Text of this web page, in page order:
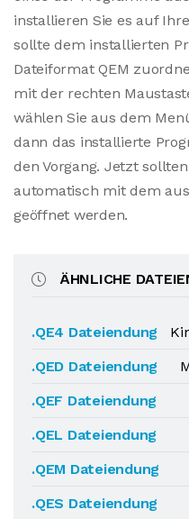
installieren Sie es auf
sollte dem installierten
Dateiformat QEM
mit der rechten
wählen Sie aus dem
dann das installierte
den Vorgang. Jetzt
automatisch mit dem
geöffnet werden.
ÄHNLICHE
.QE4 Dateiendung
.QED Dateiendung
.QEF Dateiendung
.QEL Dateiendung
.QEM Dateiendung
.QES Dateiendung